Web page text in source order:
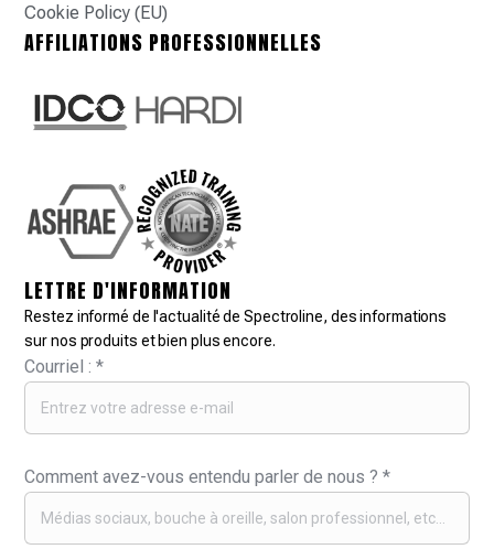
Cookie Policy (EU)
AFFILIATIONS PROFESSIONNELLES
LETTRE D'INFORMATION
Restez informé de l'actualité de Spectroline, des informations
sur nos produits et bien plus encore.
Courriel :*
Comment avez-vous entendu parler de nous ?*